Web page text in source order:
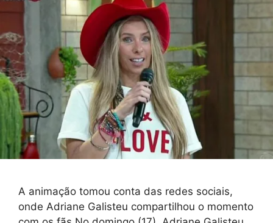
A animação tomou conta das redes sociais,
onde Adriane Galisteu compartilhou o momento